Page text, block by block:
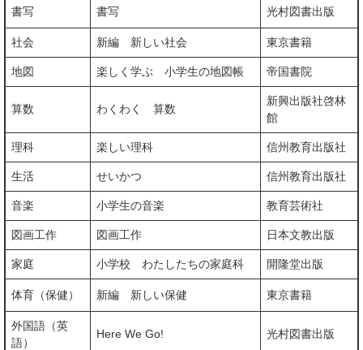
書写 書写 光村図書出版
社会 新編 新しい社会 東京書籍
地図 楽しく学ぶ 小学生の地図帳 帝国書院
算数 わくわく 算数
新興出版社啓林
館
理科 楽しい理科 信州教育出版社
生活 せいかつ 信州教育出版社
音楽 小学生の音楽 教育芸術社
図画工作 図画工作 日本文教出版
家庭 小学校 わたしたちの家庭科 開隆堂出版
体育（保健） 新編 新しい保健 東京書籍
外国語（英
語）
Here We Go! 光村図書出版